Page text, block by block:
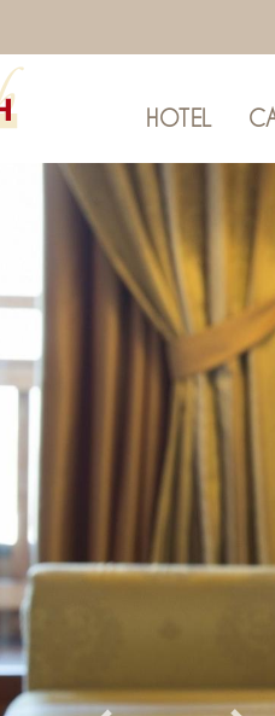
HOTEL